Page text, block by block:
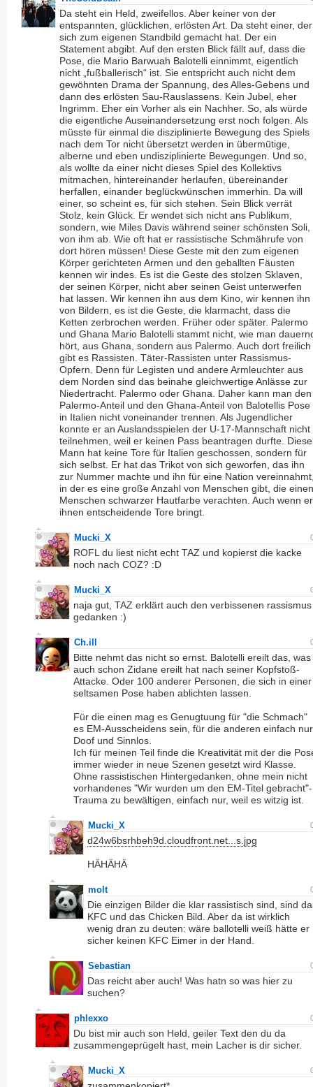
Da steht ein Held, zweifellos. Aber keiner von der
entspannten, glücklichen, erlösten Art. Da steht einer, der
sich zum eigenen Standbild gemacht hat. Der ein
Statement abgibt. Auf den ersten Blick fällt auf, dass die
Pose, die Mario Barwuah Balotelli einnimmt, eigentlich
nicht „fußballerisch“ ist. Sie entspricht auch nicht dem
gewöhnten Drama der Spannung, des Alles-Gebens und
dann des erlösten Sau-Rauslassens. Kein Jubel, eher
Ingrimm. Eher ein Vorher als ein Nachher. So, als würde
die eigentliche Auseinandersetzung erst noch folgen. Als
müsste für einmal die disziplinierte Bewegung des Spiels
nach dem Tor nicht übersetzt werden in übermütige,
alberne und eben undisziplinierte Bewegungen. Und so,
als wollte da einer nicht dieses Spiel des Kollektivs
mitmachen, hintereinander herlaufen, übereinander
herfallen, einander beglückwünschen immerhin. Da will
einer, so scheint es, für sich stehen. Sein Blick verrät
Stolz, kein Glück. Er wendet sich nicht ans Publikum,
sondern, wie Miles Davis während seiner schönsten Soli,
von ihm ab. Wie oft hat er rassistische Schmährufe von
dort hören müssen! Diese Geste mit den zum eigenen
Körper gerichteten Armen und den geballten Fäusten
kennen wir indes. Es ist die Geste des stolzen Sklaven,
der seinen Körper, nicht aber seinen Geist unterwerfen
hat lassen. Wir kennen ihn aus dem Kino, wir kennen ihn
von Bildern, es ist die Geste, die klarmacht, dass die
Ketten zerbrochen werden. Früher oder später. Palermo
und Ghana Mario Balotelli stammt nicht, wie man
hört, aus Ghana, sondern aus Palermo. Auch dort freilich
gibt es Rassisten. Täter-Rassisten unter Rassismus-
Opfern. Denn für Legisten und andere Armleuchter aus
dem Norden sind das beinahe gleichwertige Anlässe zur
Niedertracht. Palermo oder Ghana. Daher kann man den
Palermo-Anteil und den Ghana-Anteil von Balotellis Pose
in Italien nicht voneinander trennen. Als Jugendlicher
konnte er an Auslandsspielen der U-17-Mannschaft nicht
teilnehmen, weil er keinen Pass beantragen durfte.
Mann hat keine Tore für Italien geschossen, sondern für
sich selbst. Er hat das Trikot von sich geworfen, das ihn
zur Nummer machte und ihn für eine Nation
in der es eine große Anzahl von Menschen gibt, die einen
Menschen schwarzer Hautfarbe verachten. Auch wenn er
ihnen entscheidende Tore bringt.
Mucki_X
ROFL du liest nicht echt TAZ und kopierst die kacke
noch nach COZ? :D
Mucki_X
naja gut, TAZ erklärt auch den verbissenen rassismus
gedanken :)
Ch.ill
Bitte nehmt das nicht so ernst. Balotelli ereilt das, was
auch schon Zidane ereilt hat nach seiner Kopfstoß-
Attacke. Oder 100 anderer Personen, die sich in einer
seltsamen Pose haben ablichten lassen.
Für die einen mag es Genugtuung für "die Schmach"
es EM-Ausscheidens sein, für die anderen einfach nur
Doof und Sinnlos.
Ich für meinen Teil finde die Kreativität mit der die
immer wieder in neue Szenen gesetzt wird Klasse.
Ohne rassistischen Hintergedanken, ohne mein nicht
vorhandenes "Wir wurden um den EM-Titel gebracht"-
Trauma zu bewältigen, einfach nur, weil es witzig ist.
Mucki_X
d24w6bsrhbeh9d.cloudfront.net...s.jpg
HÄHÄHÄ
molt
Die einzigen Bilder die klar rassistisch sind, sind
KFC und das Chicken Bild. Aber da ist wirklich
wenig dran zu deuten: wäre ballotelli weiß hätte er
sicher keinen KFC Eimer in der Hand.
Sebastian
Das reicht aber auch! Was hatn so was hier zu
suchen?
phlexxo
Du bist mir auch son Held, geiler Text den du da
zusammengeprügelt hast, mein Lacher is dir sicher.
Mucki_X